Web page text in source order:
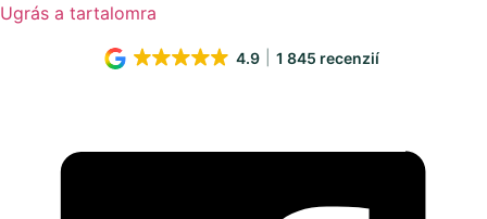
Ugrás a tartalomra
4.9 1 845 recenzií